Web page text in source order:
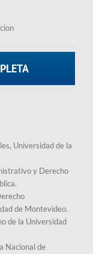
Universidad de la
y Derecho
de Montevideo.
de la Universidad
Nacional de